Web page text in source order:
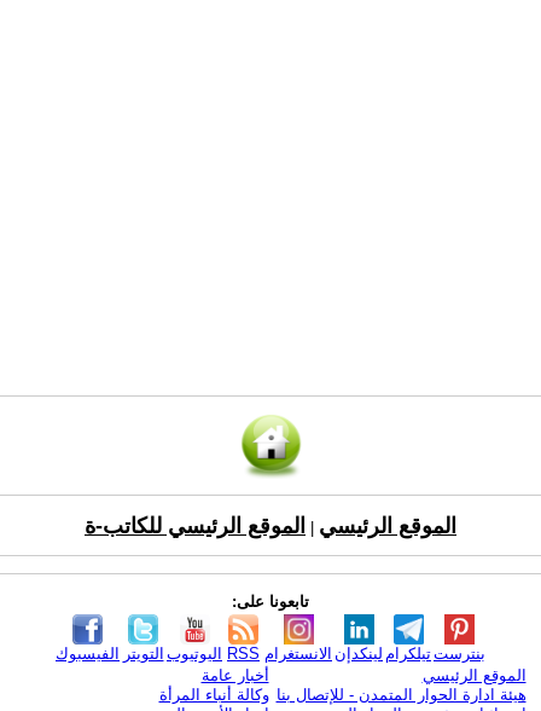
الموقع الرئيسي الموقع الرئيسي للكاتب-ة
تابعونا على:
الفيسبوك التويتر اليوتيوب RSS الانستغرام لينكدإن تيلكرامبنترست
الموقع الرئيسي
هيئة ادارة الحوار المتمدن - للإتصال بنا
أخبار عامة
وكالة أنباء المرأة